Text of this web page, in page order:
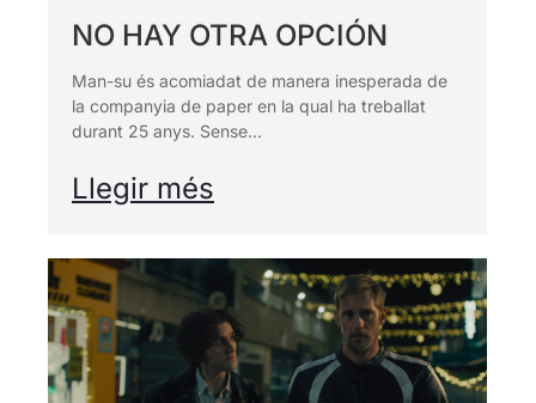
NO HAY OTRA OPCIÓN
Man-su és acomiadat de manera inesperada de
la companyia de paper en la qual ha treballat
durant 25 anys. Sense...
Llegir més